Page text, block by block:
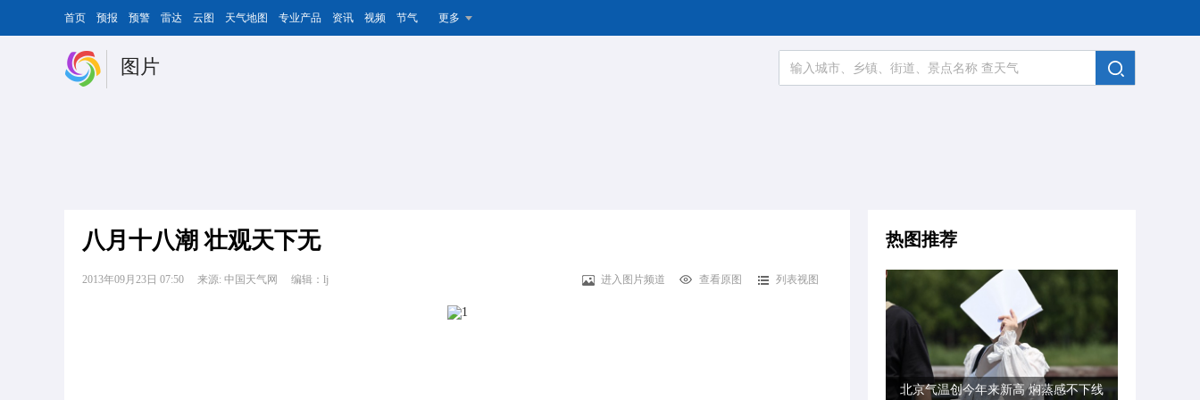
首页 预报 预警 雷达 云图 天气地图 专业产品 资讯 视频 节气 更多
图片
八月十八潮 壮观天下无
2013年09月23日 07:50 来源: 中国天气网 编辑：lj 进入图片频道 查看原图 列表视图
热图推荐
北京气温创今年来新高 焖蒸感不下线